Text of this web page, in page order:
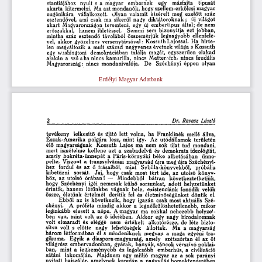
stantiájához
nyult s  a  magyar e m b e r n e k egy másfajta
típusát
akarta kitermelni.  Ma  azt  mondanók,  hogy  szellem-erkölcsi  m a g y a r
eugénikára
vállalkozott. Olyan valamit kísérelt meg ezelőtt száz
esztendővel, ami  csak ma sikerül nagy d i k t á t o r o k n a k ;
új  világot
akart Magyarországon teremteni, egy ú j  e m b e r t í p u s által;  de  nem
erőszakkal,
hanem ihletéssel. Semmi sem bizonyítja ezt jobban,
mintha száz  esztendő távolából összemérjük legnagyobb ellenfelé-
vel,  akkor győzelmes versenytársával: Kossuth  Lajossal.  Ha hirte-
len megváltozik a mult század negyvenes  éveinek  világa  s  Kossuth
egy  washingtoni
demokráciában találja magát, egyszerűen elakad
a j a k á n a  szó  s ha  nincs  kamarilla, nincs Metternich, nincs feudális
Magyarország: nincs mondanivalója. De Széchényi éppen olyan
Erdélyi Magyar Adatbank
2 Dr. Ravasz László
tevékeny lelkesítő és  újitó  lett volna, ha Franklinék mellé állva,
É s z a k - A m e r i k a polgára lesz, mint így. A z utódállamok területén
élő  magyarságnak
Kossuth Lajos  ma nem sok újat  t u d mondani,
mert ismételnie kellene azt a szabadelvű és  d e m o k r a t a  ideológiát,
amely b o k r é t a - ü n n e p é t a  P á r i s - k ö r n y é k i b é k e a l k o t á s á b a n
ünne-
pelte. Viszont a transsylvániai magyarság  ú j r a  meg újra  Széchényi-
hez
fordul  és  a z ő írásaiból, mint Sybilla-könyvekből,
próbálja
kibetüzni
sorsát. J a j , hogy csak most t é r t ide,  az utolsó könyv-
höz, az utolsó ó r á b a n ! — Mindebből b á t r a n
következtethetjük,
hogy Széchényi igéi  nemcsak külső sorsunkat, adott helyzetünket
érintik, h a n e m l é t ü n k b e vágnak bele, existenciánk fonódik velük
össze,
életünk értelmét derítik fel  és  életminőségünket döntik el.
E b b ő l a z is  következik, hogy igazán csak  most  aktuális Szé-
chényi.
A próféta mindig a k k o r a legnélkülözhetetlenebb, mikor
leginkább elesett a népe. A  magyar ma sokkal n e h e z e b b helyzet-
b e n van,  mint volt  az ő  idejében. A k k o r egy nagy birodalomnak
volt e l m a r a d t és  eléggé nem értékelt alkotórésze, d e  léte bizto-
sítva volt s  előtte nagy lehetőségek állottak. Ma a
magyarság
három l é t f o r m á b a n él  s  m i n d e n i k n e k megvan a maga egyéni t r a -
gikuma.
Egyik a diaspora-magyarság, amely szétszórtan él  a z öt
világrész e m b e r v a d o n b a n , gyárak,
b á n y á k ,  sáncok  vérszívó  poklai-
ban, mint a l e g k e m é n y e b b é s legolcsóbb emberhús, a civilizáció
sátáni
l a k o m á j á n . M a j d n e m egy millió  magyar az a sok
parányi
nyitott hajszálér,  amelynek k a p u j á n  a  nagyvilág  h o m o k t e n g e r é b e n